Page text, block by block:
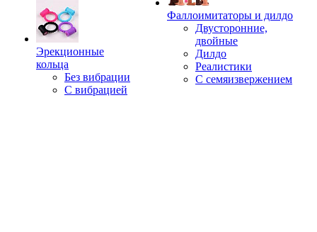
Эрекционные
кольца
Без вибрации
С вибрацией
Фаллоимитаторы и дилдо
Двусторонние,
двойные
Дилдо
Реалистики
С семяизвержением